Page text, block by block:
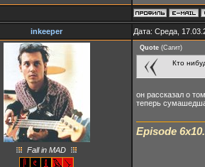
inkeeper Дата: Среда,
Fall in MAD
Quote(Сагит)
Кто
он рассказал о
теперь
Episode